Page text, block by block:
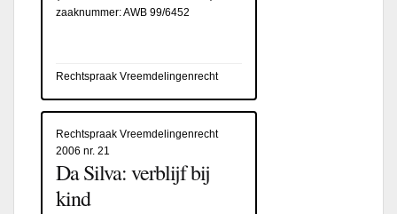
zaaknummer: AWB 99/6452
Rechtspraak Vreemdelingenrecht
Rechtspraak Vreemdelingenrecht
2006 nr. 21
Da Silva: verblijf bij
kind